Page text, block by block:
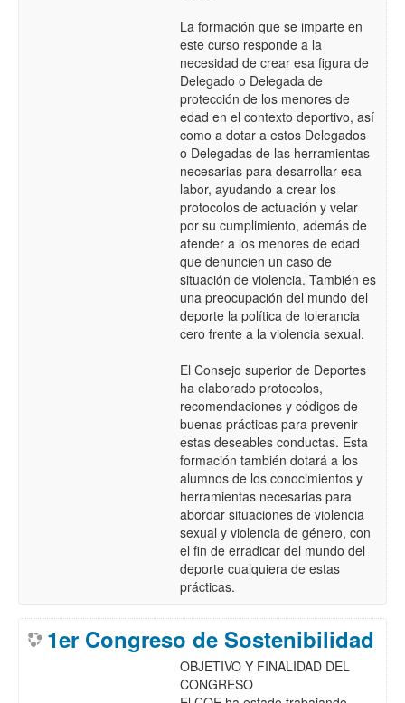
La formación que se imparte en
este curso responde a la
necesidad de crear esa figura de
Delegado o Delegada de
protección de los menores de
edad en el contexto deportivo, así
como a dotar a estos Delegados
o Delegadas de las herramientas
necesarias para desarrollar esa
labor, ayudando a crear los
protocolos de actuación y velar
por su cumplimiento, además de
atender a los menores de edad
que denuncien un caso de
situación de violencia. También es
una preocupación del mundo del
deporte la política de tolerancia
cero frente a la violencia sexual.
El Consejo superior de Deportes
ha elaborado protocolos,
recomendaciones y códigos de
buenas prácticas para prevenir
estas deseables conductas. Esta
formación también dotará a los
alumnos de los conocimientos y
herramientas necesarias para
abordar situaciones de violencia
sexual y violencia de género, con
el fin de erradicar del mundo del
deporte cualquiera de estas
prácticas.
1er Congreso de Sostenibilidad
OBJETIVO Y FINALIDAD DEL
CONGRESO